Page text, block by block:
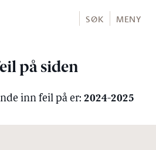
SØK MENY
på siden
inn feil på er: 2024-2025